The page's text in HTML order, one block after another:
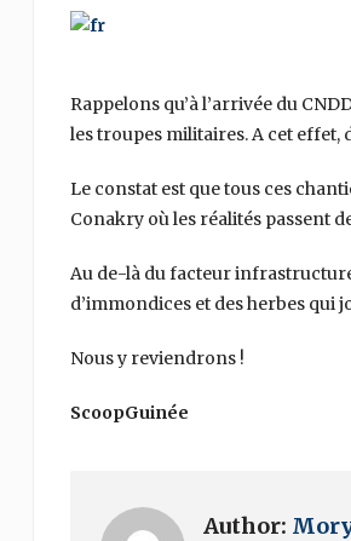
Rappelons qu’à l’arrivée du
les troupes militaires. A cet
Le constat est que tous ces
Conakry où les réalités passent
Au de-là du facteur
d’immondices et des herbes qui
Nous y reviendrons !
ScoopGuinée
Author: